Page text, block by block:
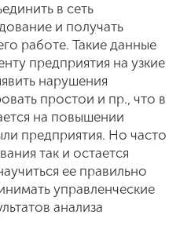
в сеть
и получать
работе. Такие данные
предприятия на узкие
нарушения
простои и пр., что в
на повышении
предприятия. Но часто
так и остается
ее правильно
управленческие
анализа